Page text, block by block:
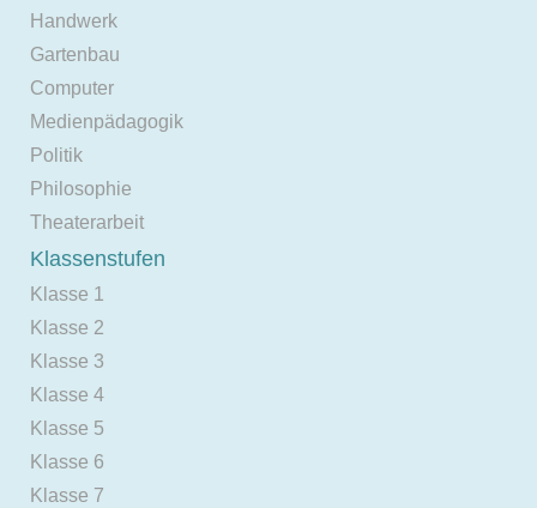
Handwerk
Gartenbau
Computer
Medienpädagogik
Politik
Philosophie
Theaterarbeit
Klassenstufen
Klasse 1
Klasse 2
Klasse 3
Klasse 4
Klasse 5
Klasse 6
Klasse 7